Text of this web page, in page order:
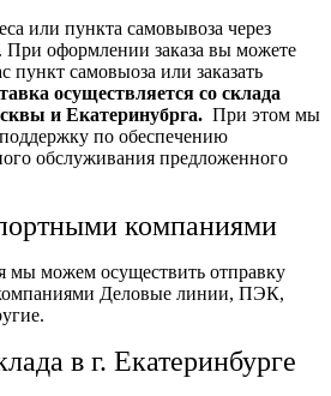
или пункта самовывоза через
оформлении заказа вы можете
пункт самовыоза или заказать
осуществляется со склада
и Екатеринубрга. При этом мы
по обеспечению
обслуживания предложенного
компаниями
мы можем осуществить отправку
Деловые линии, ПЭК,
в г. Екатеринбурге